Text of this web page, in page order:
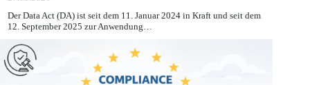
27.05.2026
Der Data Act (DA) ist seit dem 11. Januar 2024 in Kraft und seit dem
12. September 2025 zur Anwendung…